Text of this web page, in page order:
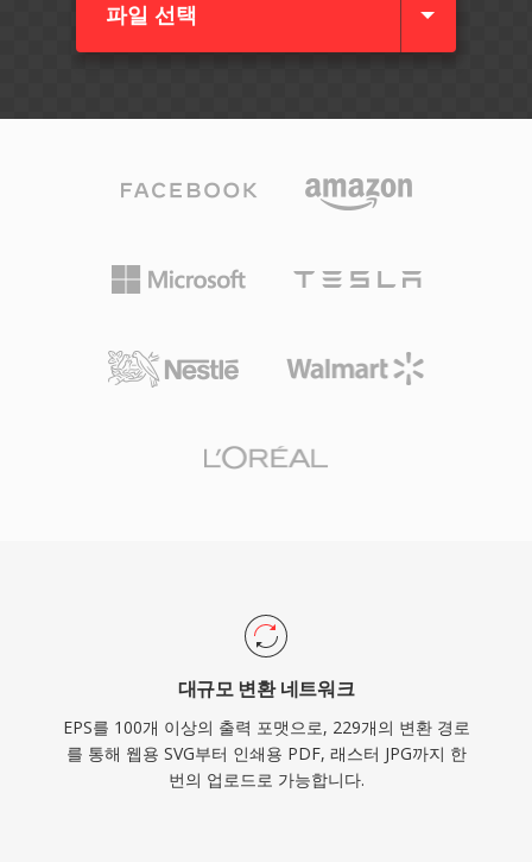
파일 선택
대규모 변환 네트워크
EPS를 100개 이상의 출력 포맷으로, 229개의 변환 경로
를 통해 웹용 SVG부터 인쇄용 PDF, 래스터 JPG까지 한
번의 업로드로 가능합니다.